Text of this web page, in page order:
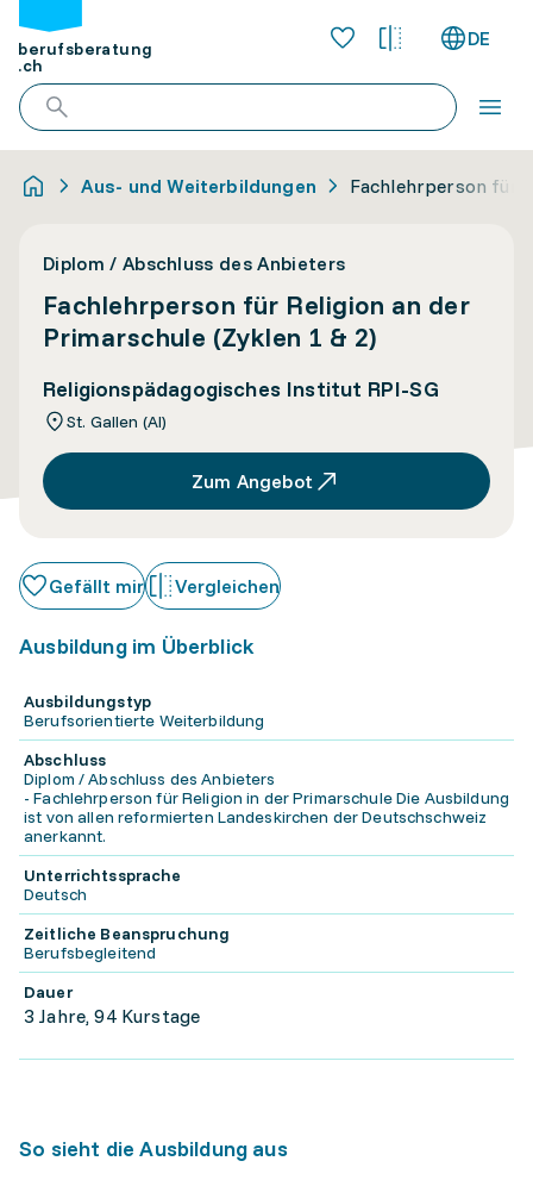
berufsberatung
.ch
DE
Aus- und Weiterbildungen Fachlehrperson für
Diplom / Abschluss des Anbieters
Fachlehrperson für Religion an der
Primarschule (Zyklen 1 & 2)
Religionspädagogisches Institut RPI-SG
St. Gallen (AI)
Zum Angebot
Gefällt mir Vergleichen
Ausbildung im Überblick
Ausbildungstyp
Berufsorientierte Weiterbildung
Abschluss
Diplom / Abschluss des Anbieters
- Fachlehrperson für Religion in der Primarschule Die Ausbildung
ist von allen reformierten Landeskirchen der Deutschschweiz
anerkannt.
Unterrichtssprache
Deutsch
Zeitliche Beanspruchung
Berufsbegleitend
Dauer
3 Jahre, 94 Kurstage
So sieht die Ausbildung aus